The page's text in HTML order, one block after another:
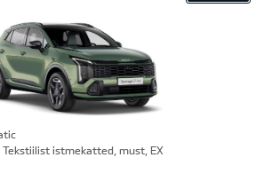
Tekstiilist istmekatted, must, EX